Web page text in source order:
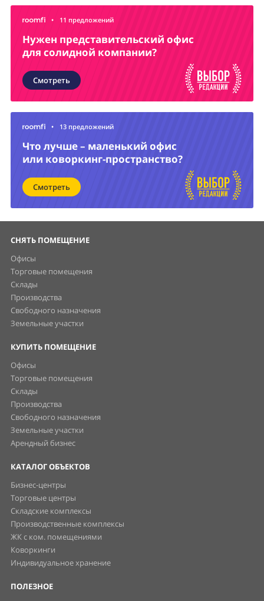
• 11 предложений
Нужен представительский офис
для солидной компании?
Смотреть
• 13 предложений
Что лучше – маленький офис
или коворкинг-пространство?
Смотреть
СНЯТЬ ПОМЕЩЕНИЕ
Офисы
Торговые помещения
Склады
Производства
Свободного назначения
Земельные участки
КУПИТЬ ПОМЕЩЕНИЕ
Офисы
Торговые помещения
Склады
Производства
Свободного назначения
Земельные участки
Арендный бизнес
КАТАЛОГ ОБЪЕКТОВ
Бизнес-центры
Торговые центры
Складские комплексы
Производственные комплексы
ЖК с ком. помещениями
Коворкинги
Индивидуальное хранение
ПОЛЕЗНОЕ